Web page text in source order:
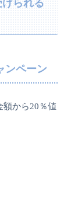
られる
ンペーン
額から20％値